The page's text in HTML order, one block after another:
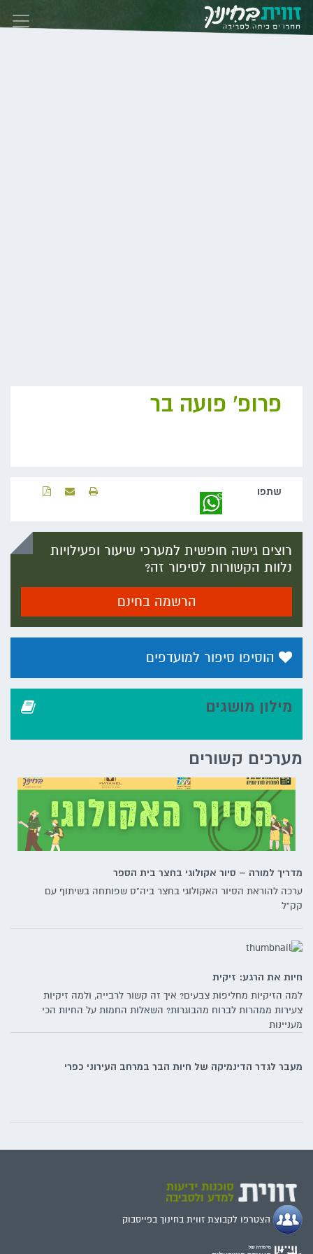
Skip to content
פרופ' פועה בר
שתפו‬
רוצים גישה חופשית למערכי שיעור ופעילויות
נלוות הקשורות לסיפור זה?
הרשמה בחינם
הוסיפו סיפור למועדפים
מילון מושגים
מערכים קשורים
מדריך למורה – סיור אקולוגי בחצר בית הספר
ערכה להוראת הסיור האקולוגי בחצר ביה"ס שפותחה בשיתוף עם
קק"ל
חיות את הרגע: זיקית
למה הזיקיות מחליפות צבעים? איך זה קשור לרבייה, ולמה זיקיות
צעירות ממהרות לברוח מהבוגרות? השאלות החמות על החיות הכי
מעניינות
מעבר לגדר הדינמיקה של חיות הבר במרחב העירוני כפרי
הצטרפו לקבוצת זווית בחינוך בפייסבוק